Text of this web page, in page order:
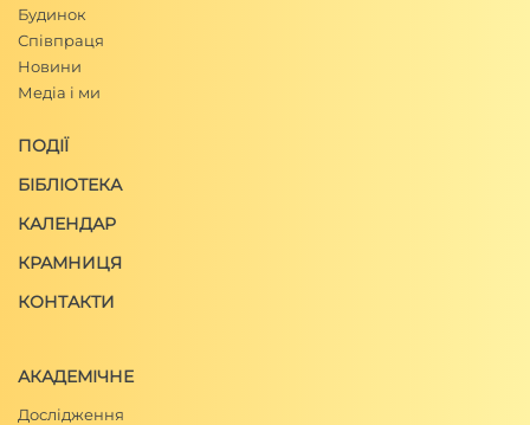
Будинок
Співпраця
Новини
Медіа і ми
ПОДІЇ
БІБЛІОТЕКА
КАЛЕНДАР
КРАМНИЦЯ
КОНТАКТИ
АКАДЕМІЧНЕ
Дослідження